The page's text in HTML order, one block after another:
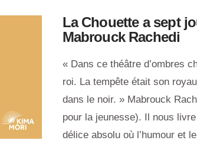
La Chouette a sept
Mabrouck Rachedi
« Dans ce théâtre d’ombres
roi. La tempête était son
dans le noir. » Mabrouck
pour la jeunesse). Il nous
délice absolu où l’humour et